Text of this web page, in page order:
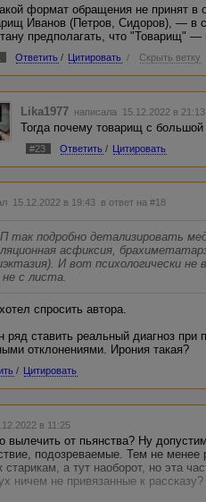
с большой, если это не
детализировать медицинским
и
не с листа.
формат обращения не принят в
Иванов (Петров, Сидоров), — в
предполагать, что "Товарищ" —
Ответить / Цитировать / Скрыть ветку
Lika1977 написала 15.12.2022 в
Тогда почему товарищ с
#23 Ответить / Цитировать
15.12.2022 в 19:43 в ответ на #18
так подробно детализировать
асфиксия,
И вот психологически
не с листа.
спросить автора.
ряд ставить реальный диагноз
отклонениями. Ирония такая?
/ Цитировать
в 11:25
вылечить от пьянства? Ну
подозреваемые. Тем не
старикам, а тут наоборот, но эта
ничем не привязанные к